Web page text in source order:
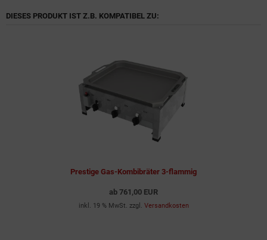
DIESES PRODUKT IST Z.B. KOMPATIBEL ZU:
Prestige Gas-Kombibräter 3-flammig
ab 761,00 EUR
inkl. 19 % MwSt. zzgl. Versandkosten